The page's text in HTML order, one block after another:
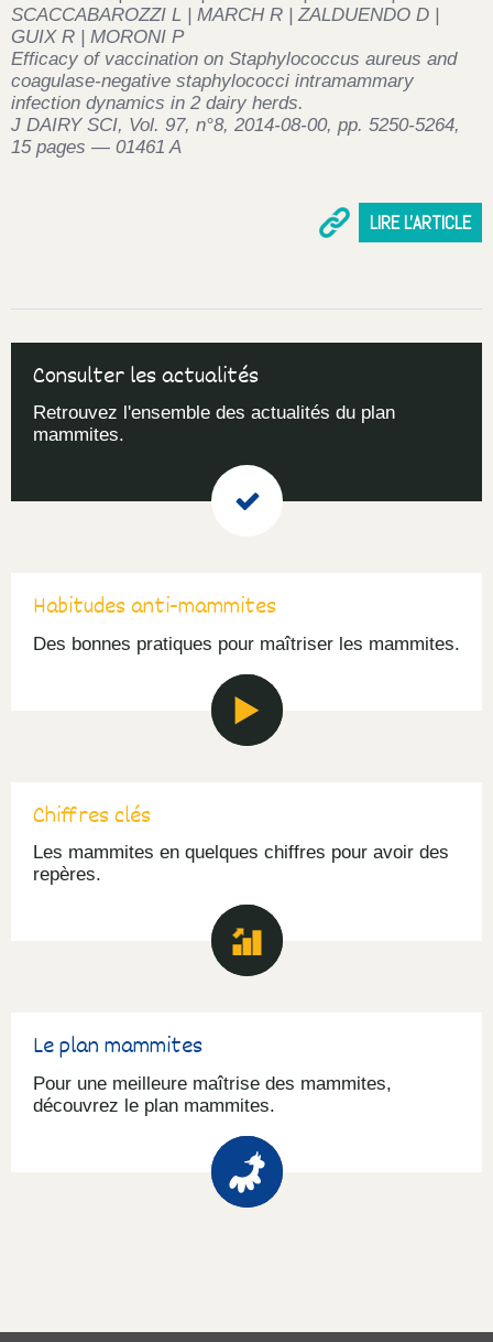
SCACCABAROZZI L | MARCH R | ZALDUENDO D |
GUIX R | MORONI P
Efficacy of vaccination on Staphylococcus aureus and
coagulase-negative staphylococci intramammary
infection dynamics in 2 dairy herds.
J DAIRY SCI, Vol. 97, n°8, 2014-08-00, pp. 5250-5264,
15 pages — 01461 A
LIRE L'ARTICLE
Consulter les actualités
Retrouvez l'ensemble des actualités du plan
mammites.
Habitudes anti-mammites
Des bonnes pratiques pour maîtriser les mammites.
Chiffres clés
Les mammites en quelques chiffres pour avoir des
repères.
Le plan mammites
Pour une meilleure maîtrise des mammites,
découvrez le plan mammites.